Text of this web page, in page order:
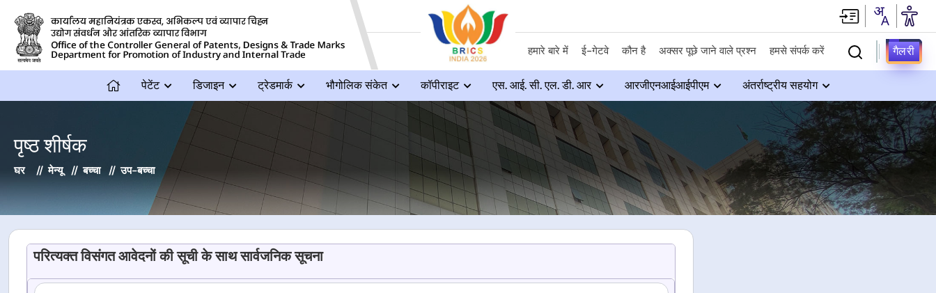
हमारे बारे में ई-गेटवे कौन है अक्सर पूछे जाने वाले प्रश्न हमसे संपर्क करें गैलरी
पेटेंट डिजाइन ट्रेडमार्क भौगोलिक संकेत कॉपीराइट एस. आई. सी. एल. डी. आर आरजीएनआईआईपीएम अंतर्राष्ट्रीय सहयोग
पृष्ठ शीर्षक
घर मेन्यू बच्चा उप-बच्चा
परित्यक्त विसंगत आवेदनों की सूची के साथ सार्वजनिक सूचना